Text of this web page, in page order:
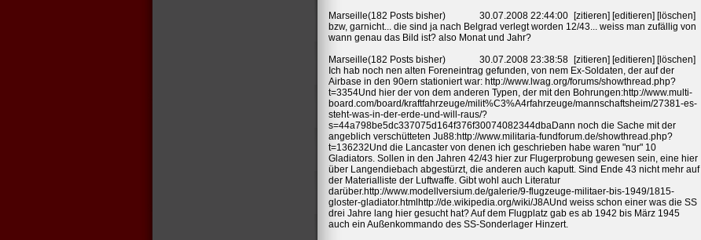
Marseille(182 Posts bisher)
30.07.2008 22:44:00
[zitieren] [editieren] [löschen]
bzw, garnicht... die sind ja nach Belgrad verlegt worden 12/43... weiss man zufällig von
wann genau das Bild ist? also Monat und Jahr?
Marseille(182 Posts bisher)
30.07.2008 23:38:58
[zitieren] [editieren] [löschen]
Ich hab noch nen alten Foreneintrag gefunden, von nem Ex-Soldaten, der auf der
Airbase in den 90ern stationiert war: http://www.lwag.org/forums/showthread.php?
t=3354Und hier der von dem anderen Typen, der mit den Bohrungen:http://www.multi-
board.com/board/kraftfahrzeuge/milit%C3%A4rfahrzeuge/mannschaftsheim/27381-es-
steht-was-in-der-erde-und-will-raus/?
s=44a798be5dc337075d164f376f30074082344dbaDann noch die Sache mit der
angeblich verschütteten Ju88:http://www.militaria-fundforum.de/showthread.php?
t=136232Und die Lancaster von denen ich geschrieben habe waren "nur" 10
Gladiators. Sollen in den Jahren 42/43 hier zur Flugerprobung gewesen sein, eine hier
über Langendiebach abgestürzt, die anderen auch kaputt. Sind Ende 43 nicht mehr auf
der Materialliste der Luftwaffe. Gibt wohl auch Literatur
darüber.http://www.modellversium.de/galerie/9-flugzeuge-militaer-bis-1949/1815-
gloster-gladiator.htmlhttp://de.wikipedia.org/wiki/J8AUnd weiss schon einer was die SS
drei Jahre lang hier gesucht hat? Auf dem Flugplatz gab es ab 1942 bis März 1945
auch ein Außenkommando des SS-Sonderlager Hinzert.